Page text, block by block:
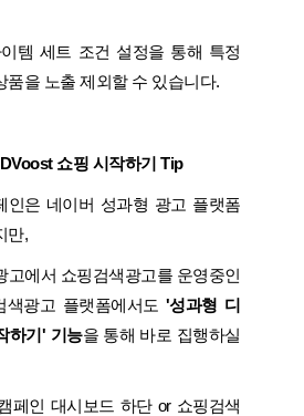
템 세트 조건 설정을 통해 특정
품을 노출 제외할 수 있습니다.
쇼핑 시작하기 Tip
인은 네이버 성과형 광고 플랫폼
만,
고에서 쇼핑검색광고를 운영중인
색광고 플랫폼에서도 '성과형 디
하기' 기능을 통해 바로 집행하실
페인 대시보드 하단 or 쇼핑검색